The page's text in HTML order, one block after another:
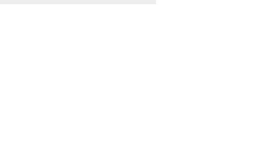
par ponction ou par incision du vaisseau.